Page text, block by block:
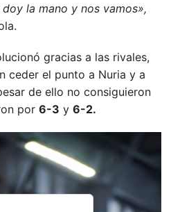
la mano y nos vamos»,
gracias a las rivales,
ceder el punto a Nuria y a
de ello no consiguieron
por 6-3 y 6-2.